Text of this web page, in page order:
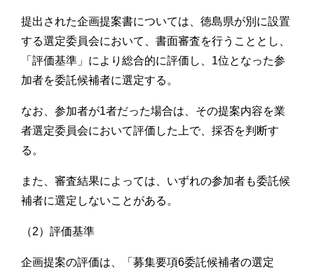
提出された企画提案書については、徳島県が別に設置
する選定委員会において、書面審査を行うこととし、
「評価基準」により総合的に評価し、1位となった参
加者を委託候補者に選定する。
なお、参加者が1者だった場合は、その提案内容を業
者選定委員会において評価した上で、採否を判断す
る。
また、審査結果によっては、いずれの参加者も委託候
補者に選定しないことがある。
（2）評価基準
企画提案の評価は、「募集要項6委託候補者の選定